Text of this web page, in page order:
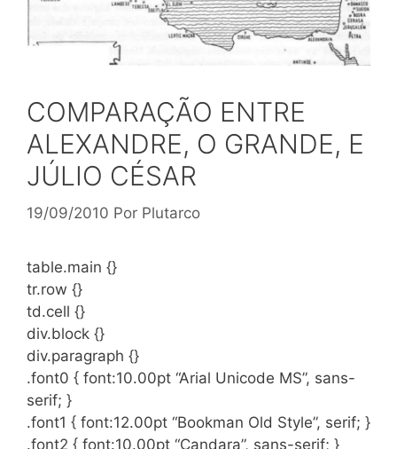
COMPARAÇÃO ENTRE
ALEXANDRE, O GRANDE, E
JÚLIO CÉSAR
19/09/2010 Por Plutarco
table.main {}
tr.row {}
td.cell {}
div.block {}
div.paragraph {}
.font0 { font:10.00pt “Arial Unicode MS”, sans-
serif; }
.font1 { font:12.00pt “Bookman Old Style”, serif; }
.font2 { font:10.00pt “Candara”, sans-serif; }